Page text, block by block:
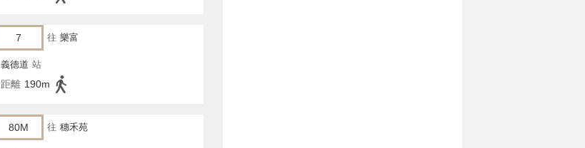
7 往 樂富
義德道 站
距離 190m
80M 往 穗禾苑